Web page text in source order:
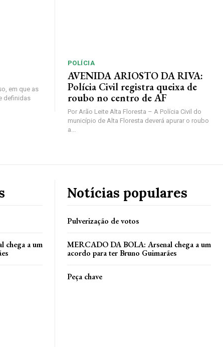
em que as
definidas
POLÍCIA
AVENIDA ARIOSTO DA RIVA:
Polícia Civil registra queixa de
roubo no centro de AF
Por Arão Leite Alta Floresta – A Polícia Civil do
município de Alta Floresta deverá apurar o roubo
a...
chega a um
Notícias populares
Pulverização de votos
MERCADO DA BOLA: Arsenal chega a um
acordo para ter Bruno Guimarães
Peça chave